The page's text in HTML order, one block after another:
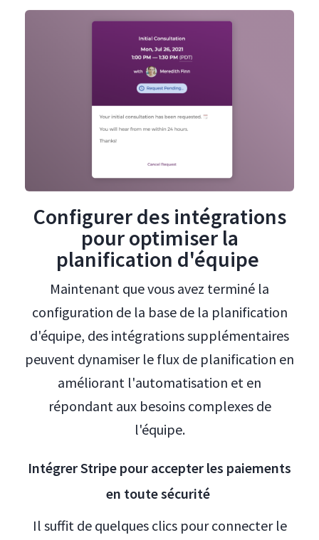
Configurer des intégrations
pour optimiser la
planification d'équipe
Maintenant que vous avez terminé la
configuration de la base de la planification
d'équipe, des intégrations supplémentaires
peuvent dynamiser le flux de planification en
améliorant l'automatisation et en
répondant aux besoins complexes de
l'équipe.
Intégrer Stripe pour accepter les paiements
en toute sécurité
Il suffit de quelques clics pour connecter le